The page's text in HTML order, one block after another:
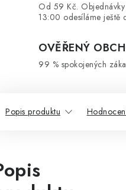
Od 59 Kč.
13:00 odesíláme ještě
OVĚŘENÝ
99 % spokojených
Popis produktu